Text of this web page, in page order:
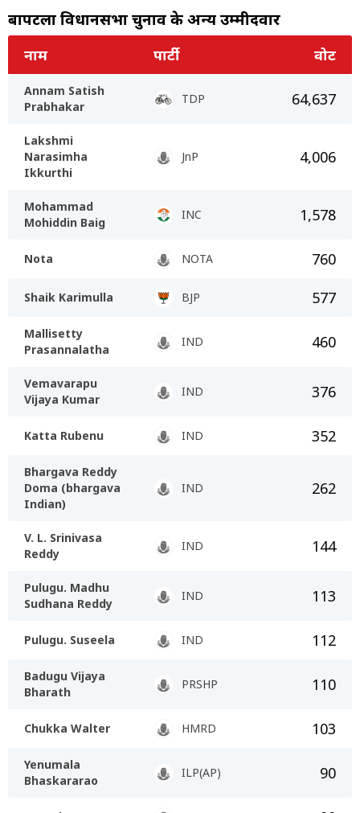
बापटला विधानसभा चुनाव के अन्य उम्मीदवार
नाम पार्टी वोट
Annam Satish
Prabhakar
TDP 64,637
Lakshmi
Narasimha
Ikkurthi
JnP 4,006
Mohammad
Mohiddin Baig
INC 1,578
Nota NOTA 760
Shaik Karimulla BJP 577
Mallisetty
Prasannalatha
IND 460
Vemavarapu
Vijaya Kumar
IND 376
Katta Rubenu IND 352
Bhargava Reddy
Doma (bhargava
Indian)
IND 262
V. L. Srinivasa
Reddy
IND 144
Pulugu. Madhu
Sudhana Reddy
IND 113
Pulugu. Suseela IND 112
Badugu Vijaya
Bharath
PRSHP 110
Chukka Walter HMRD 103
Yenumala
Bhaskararao
ILP(AP) 90